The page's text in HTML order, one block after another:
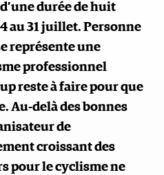
durée de huit
au 31 juillet. Personne
représente une
professionnel
reste à faire pour que
Au-delà des bonnes
de
croissant des
pour le cyclisme ne